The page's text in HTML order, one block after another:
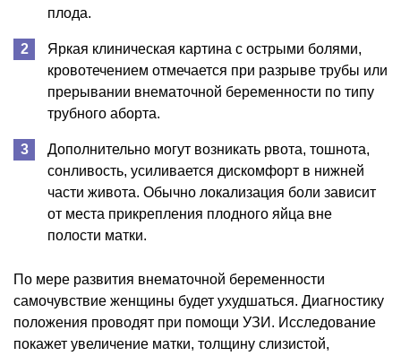
плода.
Яркая клиническая картина с острыми болями,
кровотечением отмечается при разрыве трубы или
прерывании внематочной беременности по типу
трубного аборта.
Дополнительно могут возникать рвота, тошнота,
сонливость, усиливается дискомфорт в нижней
части живота. Обычно локализация боли зависит
от места прикрепления плодного яйца вне
полости матки.
По мере развития внематочной беременности
самочувствие женщины будет ухудшаться. Диагностику
положения проводят при помощи УЗИ. Исследование
покажет увеличение матки, толщину слизистой,